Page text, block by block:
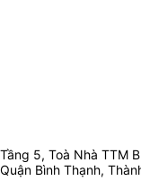
Tầng 5, Toà Nhà TTM
Quận Bình Thạnh,